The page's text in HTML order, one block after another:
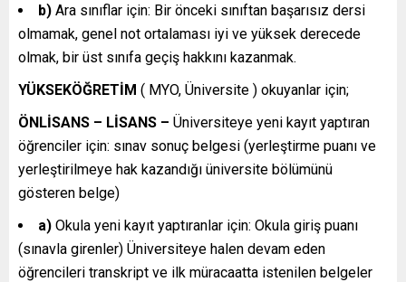
b) Ara sınıflar için: Bir önceki sınıftan başarısız dersi
olmamak, genel not ortalaması iyi ve yüksek derecede
olmak, bir üst sınıfa geçiş hakkını kazanmak.
YÜKSEKÖĞRETİM ( MYO, Üniversite ) okuyanlar için;
ÖNLİSANS – LİSANS – Üniversiteye yeni kayıt yaptıran
öğrenciler için: sınav sonuç belgesi (yerleştirme puanı ve
yerleştirilmeye hak kazandığı üniversite bölümünü
gösteren belge)
a) Okula yeni kayıt yaptıranlar için: Okula giriş puanı
(sınavla girenler) Üniversiteye halen devam eden
öğrencileri transkript ve ilk müracaatta istenilen belgeler